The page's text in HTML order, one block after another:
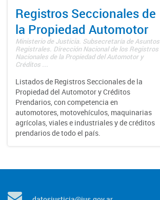
Registros Seccionales de
la Propiedad Automotor
Ministerio de Justicia. Subsecretaría de Asuntos
Registrales. Dirección Nacional de los Registros
Nacionales de la Propiedad del Automotor y
Créditos ...
Listados de Registros Seccionales de la
Propiedad del Automotor y Créditos
Prendarios, con competencia en
automotores, motovehículos, maquinarias
agrícolas, viales e industriales y de créditos
prendarios de todo el país.